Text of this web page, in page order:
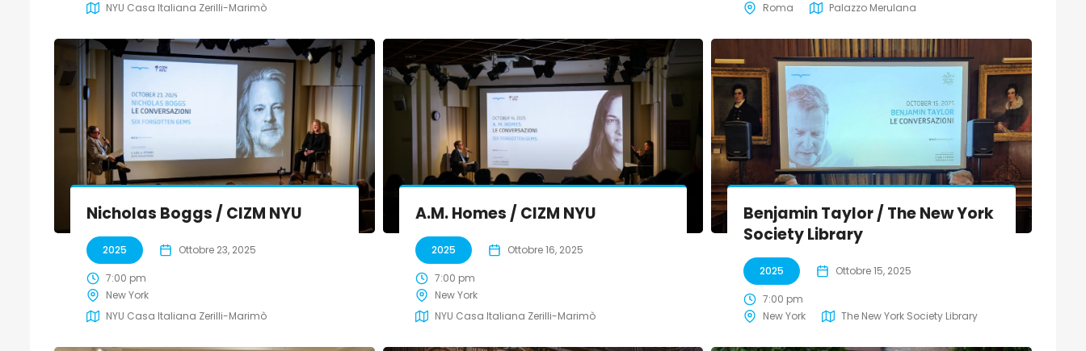
NYU Casa Italiana Zerilli-Marimò
Roma
Palazzo Merulana
Nicholas Boggs / CIZM NYU
2025 Ottobre 23, 2025
7:00 pm
New York
NYU Casa Italiana Zerilli-Marimò
A.M. Homes / CIZM NYU
2025 Ottobre 16, 2025
7:00 pm
New York
NYU Casa Italiana Zerilli-Marimò
Benjamin Taylor / The New York
Society Library
2025 Ottobre 15, 2025
7:00 pm
New York
The New York Society Library